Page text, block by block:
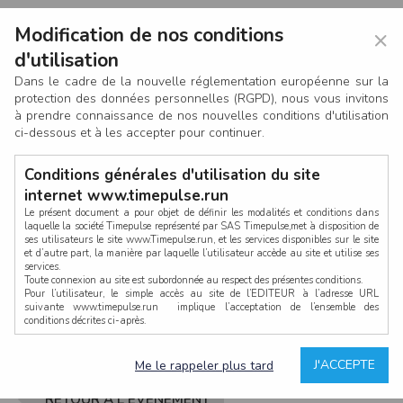
CONNEXION
RETOUR À L'ÉVÈNEMENT
×
Modification de nos conditions
d'utilisation
Dans le cadre de la nouvelle réglementation européenne sur la
protection des données personnelles (RGPD), nous vous invitons
à prendre connaissance de nos nouvelles conditions d'utilisation
ci-dessous et à les accepter pour continuer.
Conditions générales d'utilisation du site
internet www.timepulse.run
Le présent document a pour objet de définir les modalités et conditions dans
laquelle la société Timepulse représenté par SAS Timepulse,met à disposition de
ses utilisateurs le site www.Timepulse.run, et les services disponibles sur le site
et d’autre part, la manière par laquelle l’utilisateur accède au site et utilise ses
services.
Toute connexion au site est subordonnée au respect des présentes conditions.
Pour l’utilisateur, le simple accès au site de l’EDITEUR à l’adresse URL
suivante www.timepulse.run implique l’acceptation de l’ensemble des
conditions décrites ci-après.
La structure générale du site www.timepulse.run, par quelque procédé que ce
soit, sans l'autorisation préalable et par écrit de Fourcherot Mickael et/ou de ses
J'ACCEPTE
Me le rappeler plus tard